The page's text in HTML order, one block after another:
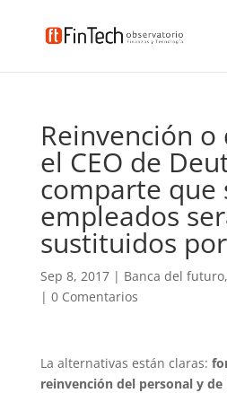
Reinvención o
el CEO de
comparte que
empleados
sustituidos
Sep 8, 2017| Banca del futuro,
| 0 Comentarios
La alternativas están claras:
reinvención del personal y